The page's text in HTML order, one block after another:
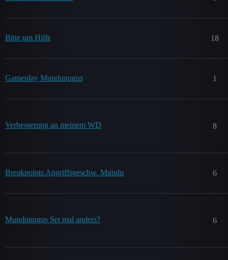
Bitte um Hilfe 18
Gameplay Mundunugus 1
Verbesserung an meinem WD 8
Breakpoints Angriffsgeschw. Mundu 6
Mundunugus Set mal anders? 6